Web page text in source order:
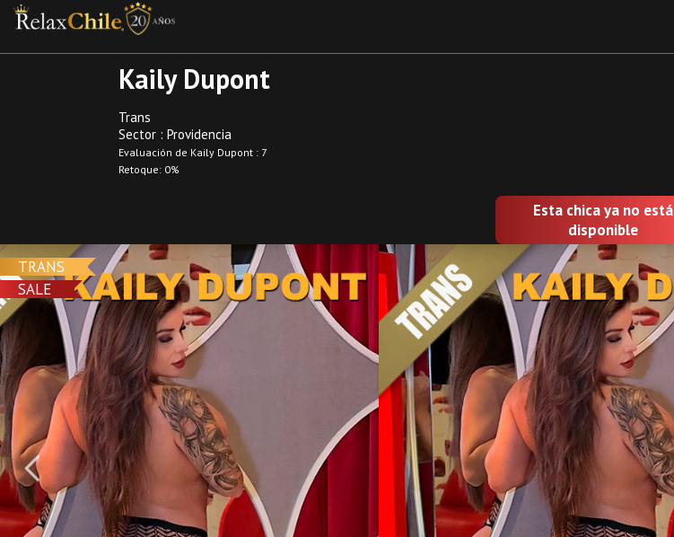
Kaily Dupont
Trans
Sector : Providencia
Evaluación de Kaily Dupont : 7
Retoque: 0%
Esta chica ya no está
disponible
TRANS
SALE